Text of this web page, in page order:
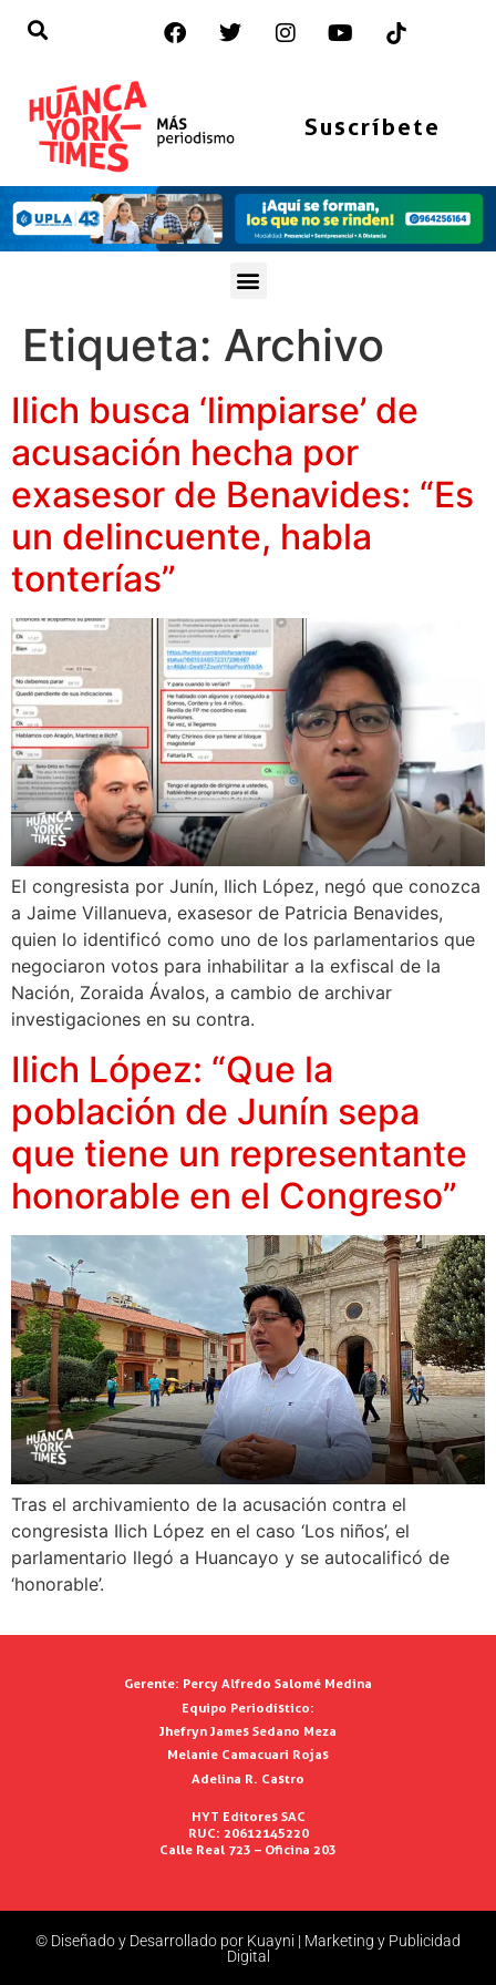
Suscríbete
Etiqueta: Archivo
Ilich busca ‘limpiarse’ de
acusación hecha por
exasesor de Benavides: “Es
un delincuente, habla
tonterías”
El congresista por Junín, Ilich López, negó que conozca
a Jaime Villanueva, exasesor de Patricia Benavides,
quien lo identificó como uno de los parlamentarios que
negociaron votos para inhabilitar a la exfiscal de la
Nación, Zoraida Ávalos, a cambio de archivar
investigaciones en su contra.
Ilich López: “Que la
población de Junín sepa
que tiene un representante
honorable en el Congreso”
Tras el archivamiento de la acusación contra el
congresista Ilich López en el caso ‘Los niños’, el
parlamentario llegó a Huancayo y se autocalificó de
‘honorable’.
Gerente: Percy Alfredo Salomé Medina
Equipo Periodístico:
Jhefryn James Sedano Meza
Melanie Camacuari Rojas
Adelina R. Castro
HYT Editores SAC
RUC: 20612145220
Calle Real 723 – Oficina 203
© Diseñado y Desarrollado por Kuayni | Marketing y Publicidad
Digital